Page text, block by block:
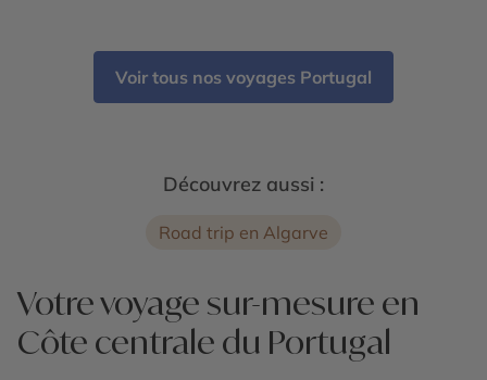
Voir tous nos voyages Portugal
Découvrez aussi :
Road trip en Algarve
Votre voyage sur-mesure en
Côte centrale du Portugal